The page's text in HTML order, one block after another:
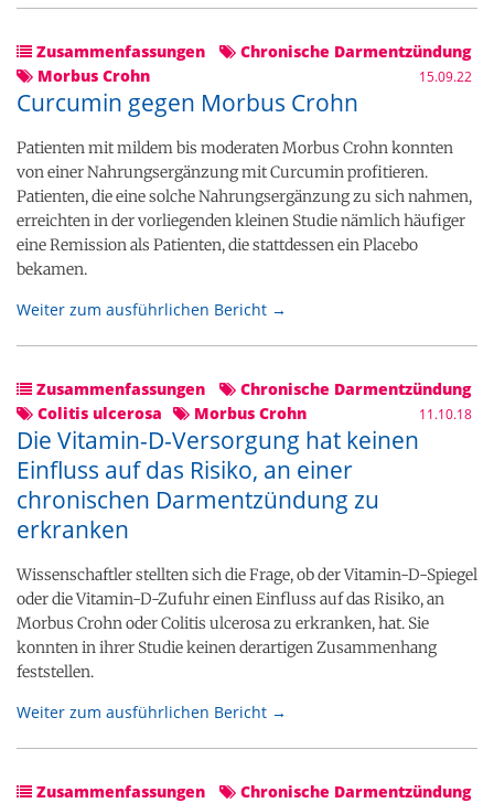
Zusammenfassungen
Chronische Darmentzündung
Morbus Crohn
15.09.22
Curcumin gegen Morbus Crohn
Patienten mit mildem bis moderaten Morbus Crohn konnten
von einer Nahrungsergänzung mit Curcumin profitieren.
Patienten, die eine solche Nahrungsergänzung zu sich nahmen,
erreichten in der vorliegenden kleinen Studie nämlich häufiger
eine Remission als Patienten, die stattdessen ein Placebo
bekamen.
Weiter zum ausführlichen Bericht →
Zusammenfassungen
Chronische Darmentzündung
Colitis ulcerosa
Morbus Crohn 11.10.18
Die Vitamin-D-Versorgung hat keinen
Einfluss auf das Risiko, an einer
chronischen Darmentzündung zu
erkranken
Wissenschaftler stellten sich die Frage, ob der Vitamin-D-Spiegel
oder die Vitamin-D-Zufuhr einen Einfluss auf das Risiko, an
Morbus Crohn oder Colitis ulcerosa zu erkranken, hat. Sie
konnten in ihrer Studie keinen derartigen Zusammenhang
feststellen.
Weiter zum ausführlichen Bericht →
Zusammenfassungen
Chronische Darmentzündung